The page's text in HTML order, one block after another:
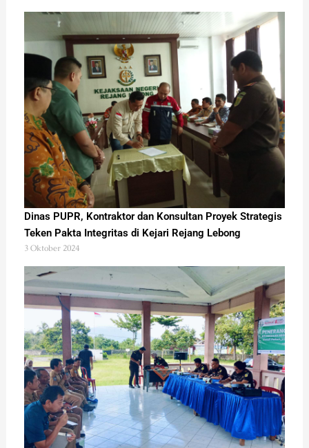
Dinas PUPR, Kontraktor dan Konsultan Proyek Strategis
Teken Pakta Integritas di Kejari Rejang Lebong
3 Oktober 2024